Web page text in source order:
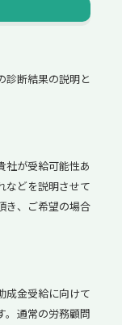
診断結果の説明と
社が受給可能性あ
などを説明させて
き、ご希望の場合
成金受給に向けて
。通常の労務顧問